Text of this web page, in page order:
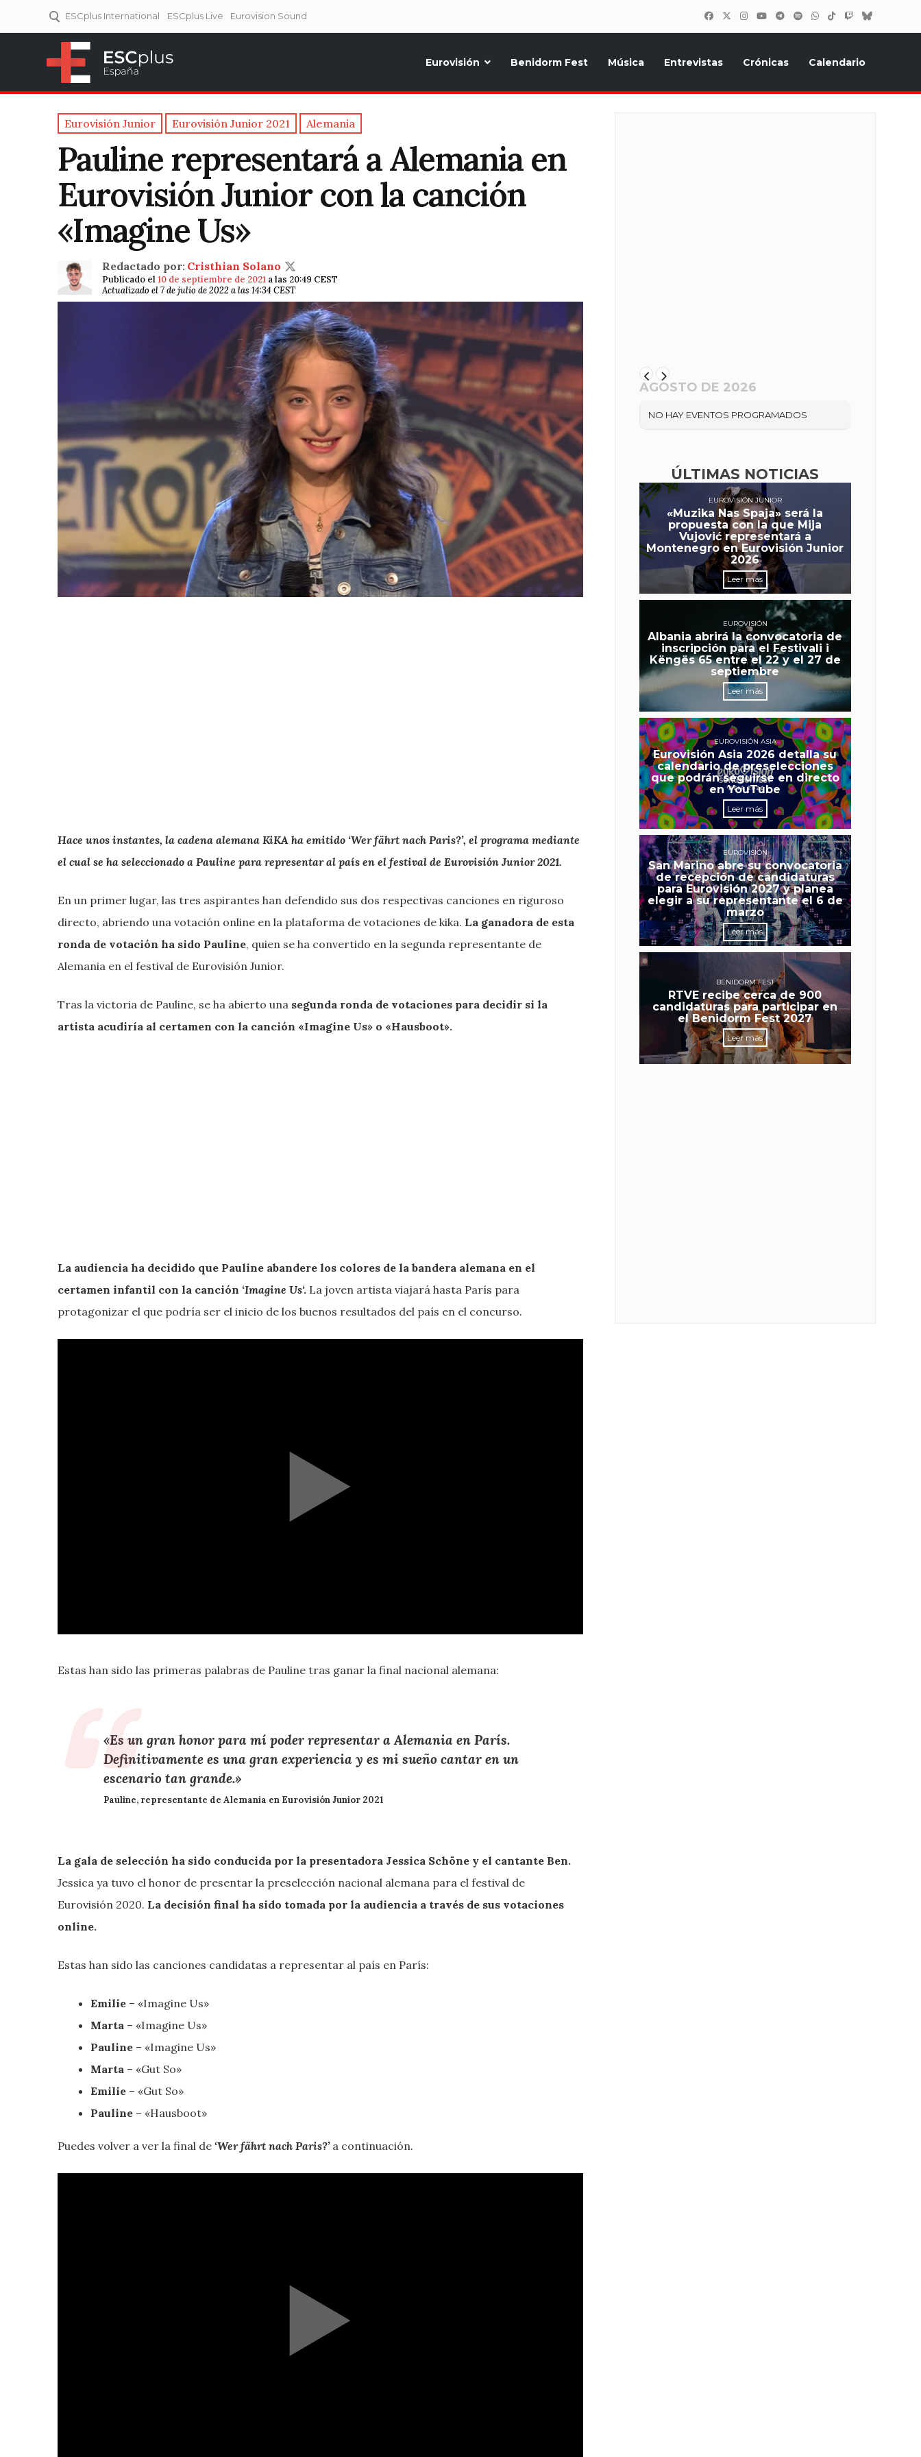
ESCplus International ESCplus Live Eurovision Sound
Eurovisión Benidorm Fest Música Entrevistas Crónicas Calendario
Eurovisión Junior Eurovisión Junior 2021 Alemania
Pauline representará a Alemania en
Eurovisión Junior con la canción
«Imagine Us»
Redactado por: Cristhian Solano
Publicado el10 de septiembre de 2021 a las 20:49 CEST
Actualizado el 7 de julio de 2022 a las 14:34 CEST
Hace unos instantes, la cadena alemana KiKA ha emitido ‘Wer fährt nach Paris?’, el programa mediante
el cual se ha seleccionado a Pauline para representar al país en el festival de Eurovisión Junior 2021.
En un primer lugar, las tres aspirantes han defendido sus dos respectivas canciones en riguroso
directo, abriendo una votación online en la plataforma de votaciones de kika. La ganadora de esta
ronda de votación ha sido Pauline, quien se ha convertido en la segunda representante de
Alemania en el festival de Eurovisión Junior.
Tras la victoria de Pauline, se ha abierto una segunda ronda de votaciones para decidir si la
artista acudiría al certamen con la canción «Imagine Us» o «Hausboot».
La audiencia ha decidido que Pauline abandere los colores de la bandera alemana en el
certamen infantil con la canción ‘Imagine Us‘. La joven artista viajará hasta París para
protagonizar el que podría ser el inicio de los buenos resultados del país en el concurso.
Estas han sido las primeras palabras de Pauline tras ganar la final nacional alemana:
«Es un gran honor para mí poder representar a Alemania en París.
Definitivamente es una gran experiencia y es mi sueño cantar en un
escenario tan grande.»
Pauline, representante de Alemania en Eurovisión Junior 2021
La gala de selección ha sido conducida por la presentadora Jessica Schöne y el cantante Ben.
Jessica ya tuvo el honor de presentar la preselección nacional alemana para el festival de
Eurovisión 2020. La decisión final ha sido tomada por la audiencia a través de sus votaciones
online.
Estas han sido las canciones candidatas a representar al país en París:
Emilie – «Imagine Us»
Marta – «Imagine Us»
Pauline – «Imagine Us»
Marta – «Gut So»
Emilie – «Gut So»
Pauline – «Hausboot»
Puedes volver a ver la final de ‘Wer fährt nach Paris?’a continuación.
AGOSTO DE 2026
NO HAY EVENTOS PROGRAMADOS
ÚLTIMAS NOTICIAS
EUROVISIÓN JUNIOR
«Muzika Nas Spaja» será la
propuesta con la que Mija
Vujović representará a
Montenegro en Eurovisión Junior
2026
Leer más
EUROVISIÓN
Albania abrirá la convocatoria de
inscripción para el Festivali i
Këngës 65 entre el 22 y el 27 de
septiembre
Leer más
EUROVISIÓN ASIA
Eurovisión Asia 2026 detalla su
calendario de preselecciones
que podrán seguirse en directo
en YouTube
Leer más
EUROVISIÓN
San Marino abre su convocatoria
de recepción de candidaturas
para Eurovisión 2027 y planea
elegir a su representante el 6 de
marzo
Leer más
BENIDORM FEST
RTVE recibe cerca de 900
candidaturas para participar en
el Benidorm Fest 2027
Leer más